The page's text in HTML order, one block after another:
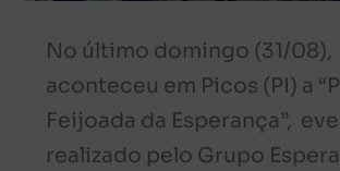
No último domingo (31/08),
aconteceu em Picos (PI) a
Feijoada da Esperança”,
realizado pelo Grupo